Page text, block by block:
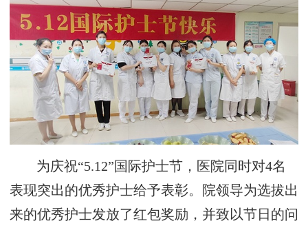
为庆祝“5.12”国际护士节，医院同时对4名
表现突出的优秀护士给予表彰。院领导为选拔出
来的优秀护士发放了红包奖励，并致以节日的问